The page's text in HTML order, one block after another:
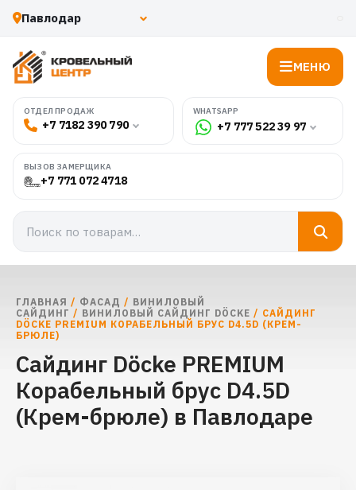
МЕНЮ
ОТДЕЛ ПРОДАЖ
+7 7182 390 790
WHATSAPP
+7 777 522 39 97
ВЫЗОВ ЗАМЕРЩИКА
+7 771 072 4718
ГЛАВНАЯ / ФАСАД / ВИНИЛОВЫЙ
САЙДИНГ / ВИНИЛОВЫЙ САЙДИНГ DÖCKE / САЙДИНГ
DÖCKE PREMIUM КОРАБЕЛЬНЫЙ БРУС D4.5D (КРЕМ-
БРЮЛЕ)
Сайдинг Döcke PREMIUM
Корабельный брус D4.5D
(Крем-брюле) в Павлодаре